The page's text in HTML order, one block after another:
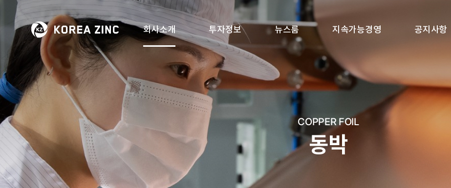
회사소개 투자정보 뉴스룸 지속가능경영 공지사항
COPPER FOIL
동박